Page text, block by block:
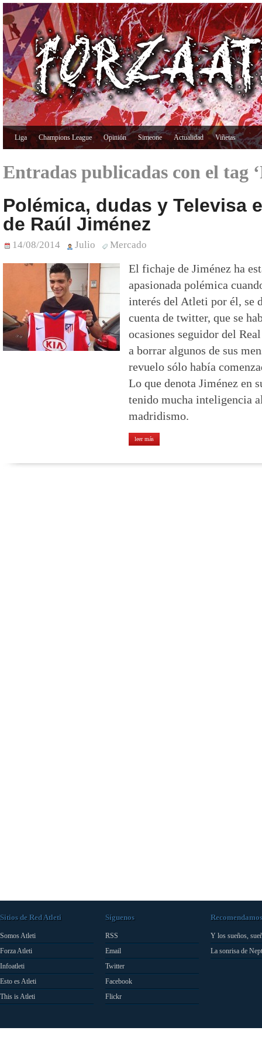
Liga Champions League Opinión Simeone Actualidad Viñetas
Entradas publicadas con el tag
Polémica, dudas y Televisa
de Raúl Jiménez
14/08/2014 Julio Mercado
El fichaje de Jiménez ha
apasionada polémica
interés del Atleti por él, se
cuenta de twitter, que se
ocasiones seguidor del
a borrar algunos de sus
revuelo sólo había
Lo que denota Jiménez en
tenido mucha inteligencia
madridismo.
leer más
Sitios de Red Atleti
Somos Atleti
Forza Atleti
Infoatleti
Esto es Atleti
This is Atleti
Síguenos
RSS
Email
Twitter
Facebook
Flickr
Recomendamos
Y los sueños,
La sonrisa de